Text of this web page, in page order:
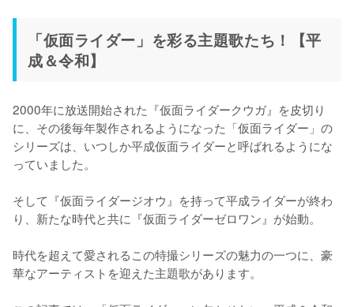
「仮面ライダー」を彩る主題歌たち！【平
成＆令和】
2000年に放送開始された『仮面ライダークウガ』を皮切り
に、その後毎年製作されるようになった「仮面ライダー」の
シリーズは、いつしか平成仮面ライダーと呼ばれるようにな
っていました。
そして『仮面ライダージオウ』を持って平成ライダーが終わ
り、新たな時代と共に『仮面ライダーゼロワン』が始動。
時代を超えて愛されるこの特撮シリーズの魅力の一つに、豪
華なアーティストを迎えた主題歌があります。